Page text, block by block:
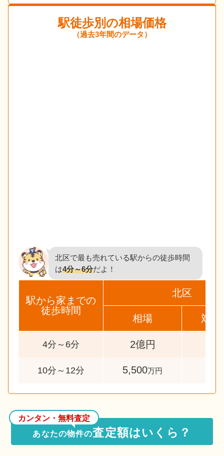
駅徒歩別の相場価格
（過去3年間のデータ）
北区で最も売れている駅からの徒歩時間
は4分～6分だよ！
駅から家までの
徒歩時間
北区
相場 対象
4分～6分 2億円
10分～12分 5,500万円
カンタン・無料査定
あなたの物件の査定額はいくら？